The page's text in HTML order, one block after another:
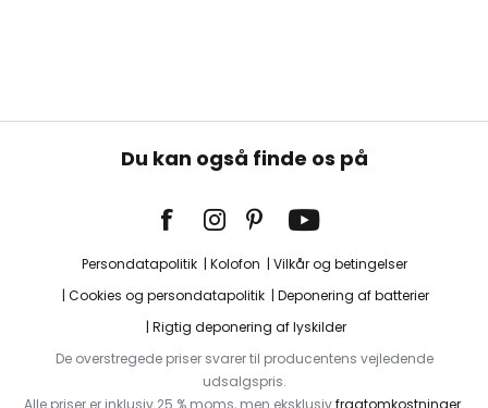
Du kan også finde os på
Persondatapolitik Kolofon
Vilkår og betingelser
Cookies og persondatapolitik
Deponering af batterier
Rigtig deponering af lyskilder
De overstregede priser svarer til producentens vejledende
udsalgspris.
Alle priser er inklusiv 25 % moms, men eksklusivfragtomkostninger